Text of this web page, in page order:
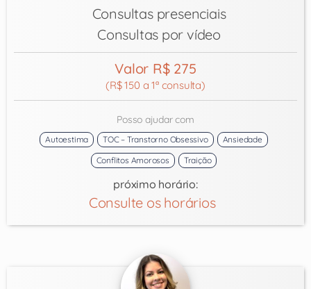
Consultas presenciais
Consultas por vídeo
Valor R$ 275
(R$ 150 a 1ª consulta)
Posso ajudar com
Autoestima TOC – Transtorno Obsessivo
Ansiedade
Conflitos Amorosos
Traição
próximo horário:
Consulte os horários